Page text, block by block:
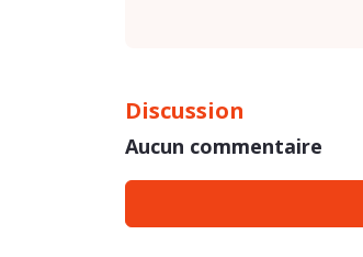
Discussion
Aucun commentaire